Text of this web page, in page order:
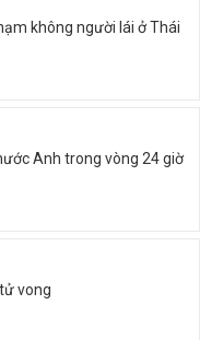
không người lái ở Thái
Anh trong vòng 24 giờ
vong